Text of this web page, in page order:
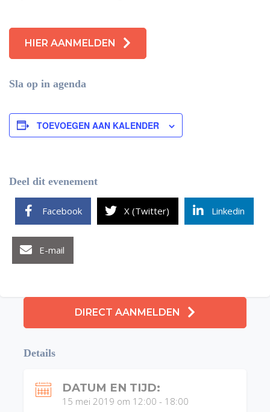
HIER AANMELDEN
Sla op in agenda
TOEVOEGEN AAN KALENDER
Deel dit evenement
Facebook X (Twitter) Linkedin
E-mail
DIRECT AANMELDEN
Details
DATUM EN TIJD:
15 mei 2019 om 12:00 - 18:00